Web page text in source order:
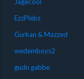
Jagecool
EzzPlebz
Gurkan & Mazzed
wedemboys2
gudn gabbe